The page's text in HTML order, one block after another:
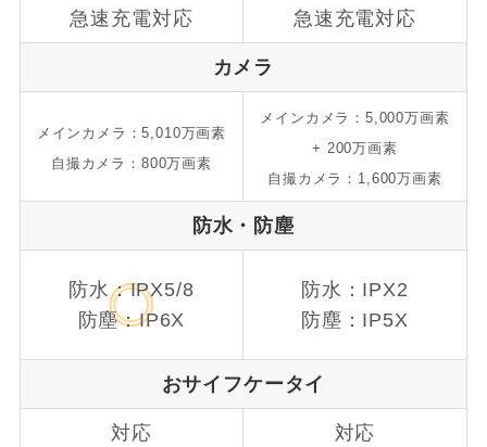
急速充電対応
急速充電対応
カメラ
メインカメラ：5,010万画素
自撮カメラ：800万画素
メインカメラ：5,000万画素
+ 200万画素
自撮カメラ：1,600万画素
防水・防塵
防水：IPX5/8
防塵：IP6X
防水：IPX2
防塵：IP5X
おサイフケータイ
対応 対応